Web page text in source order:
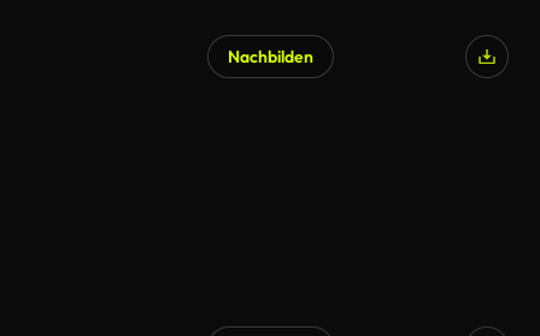
Nachbilden